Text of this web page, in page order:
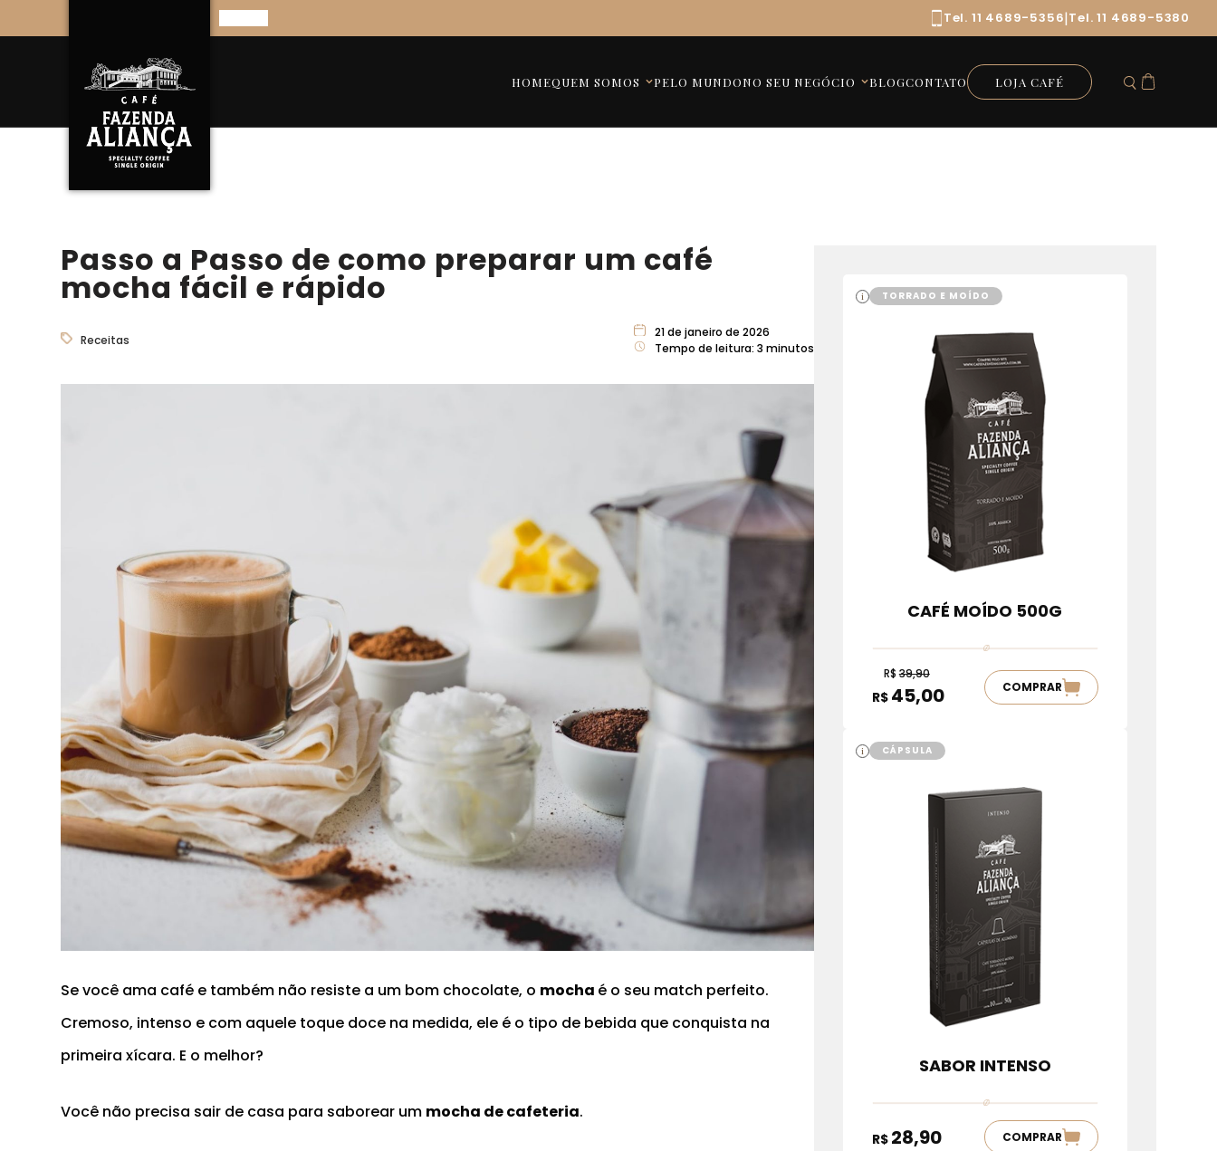
Tel. 11 4689-5356|Tel. 11 4689-5380
HOMEQUEM SOMOS PELO MUNDONO SEU NEGÓCIO BLOGCONTATO LOJA CAFÉ
Passo a Passo de como preparar um café
mocha fácil e rápido
Receitas
21 de janeiro de 2026
Tempo de leitura: 3 minutos
Se você ama café e também não resiste a um bom chocolate, o mocha é o seu match perfeito.
Cremoso, intenso e com aquele toque doce na medida, ele é o tipo de bebida que conquista na
primeira xícara. E o melhor?
Você não precisa sair de casa para saborear um mocha de cafeteria.
i TORRADO E MOÍDO
CAFÉ MOÍDO 500G
R$39,90
R$ 45,00 COMPRAR
i CÁPSULA
SABOR INTENSO
R$ 28,90 COMPRAR